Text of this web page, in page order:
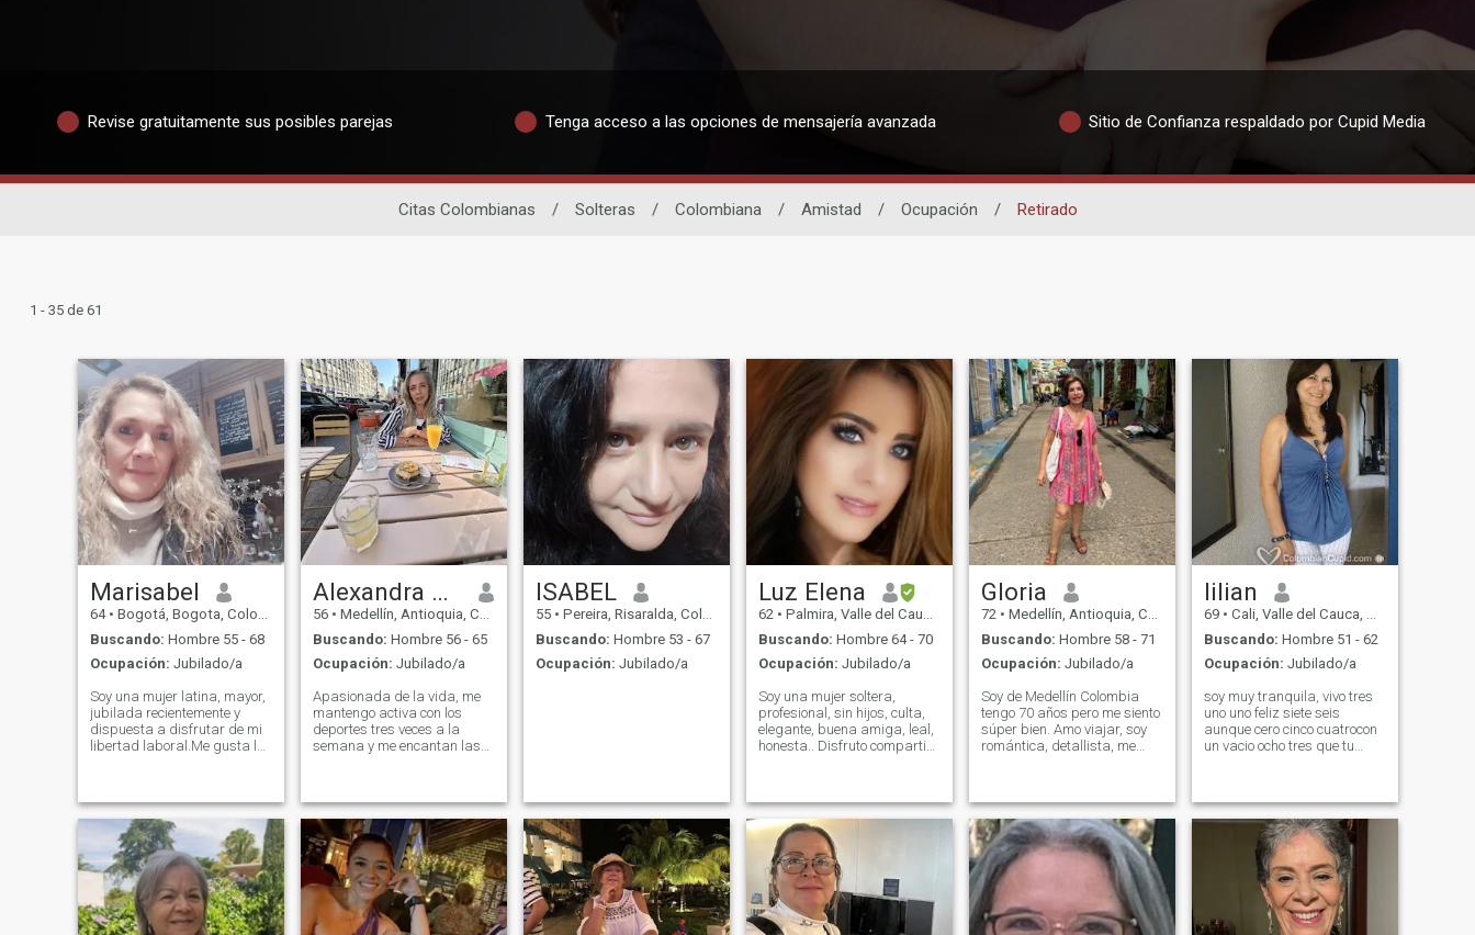
Revise gratuitamente sus posibles parejas Tenga acceso a las opciones de mensajería avanzada Sitio de Confianza respaldado por Cupid Media
Citas Colombianas / Solteras / Colombiana / Amistad / Ocupación / Retirado
1 - 35 de 61
Marisabel
64 • Bogotá, Bogota, Colombia
Buscando: Hombre 55 - 68
Ocupación: Jubilado/a
Soy una mujer latina, mayor,
jubilada recientemente y
dispuesta a disfrutar de mi
libertad laboral.Me gusta la
pero igual disfruto de una
tarde de tele, como una noche
de rumba. Voy al cine y
disfruto mucho de una buena
charla en una buena
compañía, en el parque, en
la playa o en un agradable
restaurante. Sé escuchar.
Alexandra Rodas
56 • Medellín, Antioquia, Colombia
Buscando: Hombre 56 - 65
Ocupación: Jubilado/a
Apasionada de la vida, me
mantengo activa con los
deportes tres veces a la
semana y me encantan las
animales tienen un lugar
especial en mi corazón,
incluso he rescatado a
algunos. Disfruto creando
con mis manos, ya sea
cocinando o cosiendo.
\NBusca a alguien que
valora la energía, la risa y
ISABEL
55 • Pereira, Risaralda, Colombia
Buscando: Hombre 53 - 67
Ocupación: Jubilado/a
Luz Elena
62 • Palmira, Valle del Cauca, Colombia
Buscando: Hombre 64 - 70
Ocupación: Jubilado/a
Soy una mujer soltera,
profesional, sin hijos, culta,
elegante, buena amiga, leal,
honesta.. Disfruto compartir
preferiblemente clásica,
baladas románticas, pop;
me gusta cocinar, buena
conversadora... Lo demás lo
puedes verificar cuando
converses conmigo... Gracias
por leer mi perfil am a
professional woman, single,
Gloria
72 • Medellín, Antioquia, Colombia
Buscando: Hombre 58 - 71
Ocupación: Jubilado/a
Soy de Medellín Colombia
tengo 70 años pero me siento
súper bien. Amo viajar, soy
romántica, detallista, me
la mano de un buen hombre;
que sepa disfrutar la vida,
respetuoso, amoroso y muy
sincero; alegre y detallista.
Quiero una relación real,
verdadera, sin mentiras
lilian
69 • Cali, Valle del Cauca, Colombia
Buscando: Hombre 51 - 62
Ocupación: Jubilado/a
soy muy tranquila, vivo tres
uno uno feliz siete seis
aunque cero cinco cuatrocon
un vacio ocho tres que tu
hijas adultas vivo sola me
gusta bailar, viajar y la
diversion sana